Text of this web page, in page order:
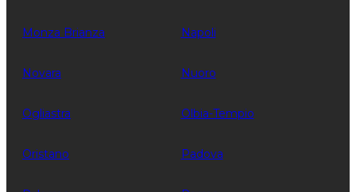
Monza Brianza Napoli
Novara Nuoro
Ogliastra Olbia-Tempio
Oristano Padova